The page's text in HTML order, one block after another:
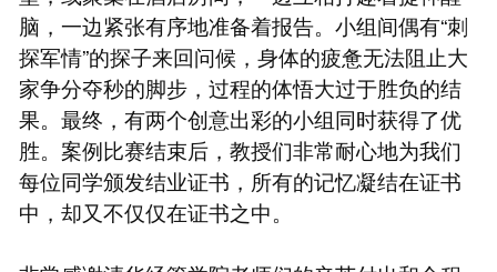
脑，一边紧张有序地准备着报告。小组间偶有“刺
探军情”的探子来回问候，身体的疲惫无法阻止大
家争分夺秒的脚步，过程的体悟大过于胜负的结
果。最终，有两个创意出彩的小组同时获得了优
胜。案例比赛结束后，教授们非常耐心地为我们
每位同学颁发结业证书，所有的记忆凝结在证书
中，却又不仅仅在证书之中。